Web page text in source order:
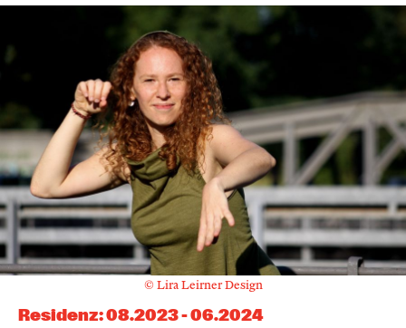
© Lira Leirner Design
Residenz:08.2023-06.2024